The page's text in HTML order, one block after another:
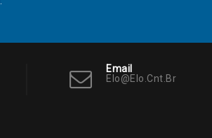
Email
Elo@elo.cnt.br